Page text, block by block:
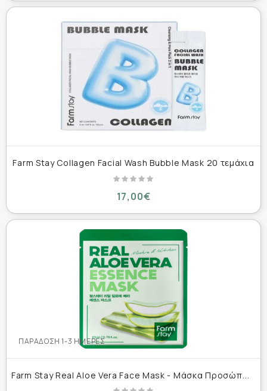
Farm Stay Collagen Facial Wash Bubble Mask 20 τεμάχια
17,00€
ΠΑΡΆΔΟΣΗ 1-3 ΗΜΈΡΕΣ
F
arm Stay Real Aloe Vera Face Mask - Μάσκα Προσώπου με Εκχύλισμα Αλόης για Ενυδάτωση & Καταπράυνση 23ml